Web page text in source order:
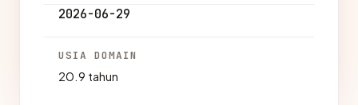
2026-06-29
USIA DOMAIN
20.9 tahun